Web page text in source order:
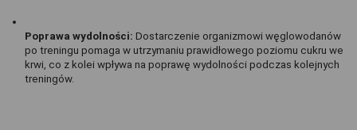
Poprawa wydolności: Dostarczenie organizmowi węglowodanów
po treningu pomaga w utrzymaniu prawidłowego poziomu cukru we
krwi, co z kolei wpływa na poprawę wydolności podczas kolejnych
treningów.